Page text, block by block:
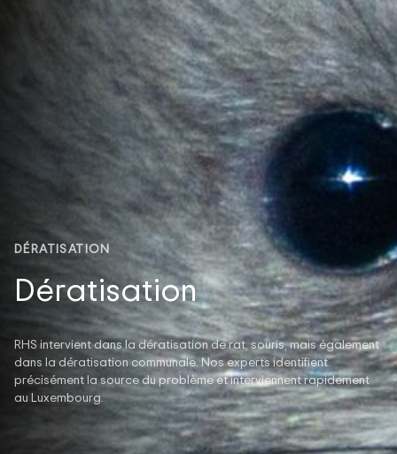
DÉRATISATION
Dératisation
RHS intervient dans la dératisation de rat, souris, mais également
dans la dératisation communale. Nos experts identifient
précisément la source du problème et interviennent rapidement
au Luxembourg.